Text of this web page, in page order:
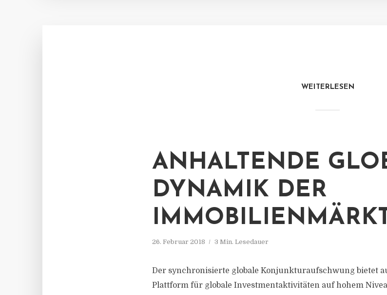
WEITERLESEN
ANHALTENDE
DYNAMIK DER
26. Februar 2018 3 Min. Lesedauer
Der synchronisierte globale Konjunkturaufschwung bietet
Plattform für globale Investmentaktivitäten auf hohem